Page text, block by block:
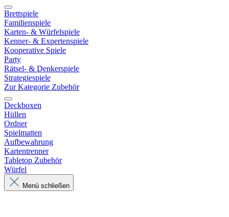
Brettspiele
Familienspiele
Karten- & Würfelspiele
Kenner- & Expertenspiele
Kooperative Spiele
Party
Rätsel- & Denkerspiele
Strategiespiele
Zur Kategorie Zubehör
Deckboxen
Hüllen
Ordner
Spielmatten
Aufbewahrung
Kartentrenner
Tabletop Zubehör
Würfel
Menü schließen